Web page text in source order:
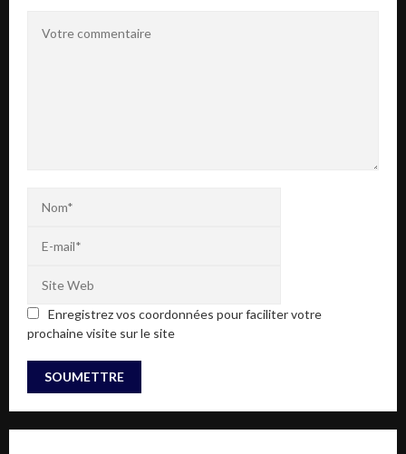
Enregistrez vos coordonnées pour faciliter votre
prochaine visite sur le site